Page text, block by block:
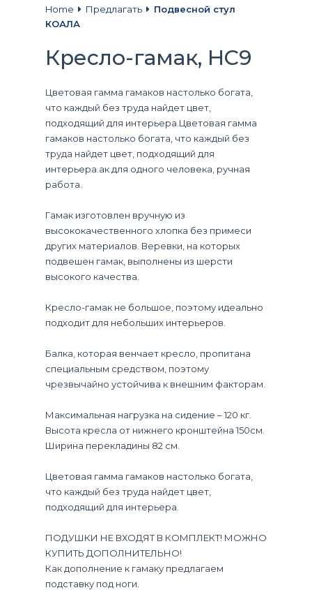
Home Предлагать
Подвесной стул
КОАЛА
Кресло-гамак, HC9
Цветовая гамма гамаков настолько богата,
что каждый без труда найдет цвет,
подходящий для интерьера.Цветовая гамма
гамаков настолько богата, что каждый без
труда найдет цвет, подходящий для
интерьера.ак для одного человека, ручная
работа.
Гамак изготовлен вручную из
высококачественного хлопка без примеси
других материалов. Веревки, на которых
подвешен гамак, выполнены из шерсти
высокого качества.
Кресло-гамак не большое, поэтому идеально
подходит для небольших интерьеров.
Балка, которая венчает кресло, пропитана
специальным средством, поэтому
чрезвычайно устойчива к внешним факторам.
Максимальная нагрузка на сидение – 120 кг.
Высота кресла от нижнего кронштейна 150см.
Ширина перекладины 82 см.
Цветовая гамма гамаков настолько богата,
что каждый без труда найдет цвет,
подходящий для интерьера.
ПОДУШКИ НЕ ВХОДЯТ В КОМПЛЕКТ! МОЖНО
КУПИТЬ ДОПОЛНИТЕЛЬНО!
Как дополнение к гамаку предлагаем
подставку под ноги.